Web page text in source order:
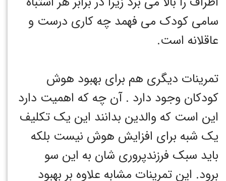
سامی کودک می فهمد چه کاری درست و
عاقلانه است.
تمرینات دیگری هم برای بهبود هوش
کودکان وجود دارد . آن چه که اهمیت دارد
این است که والدین بدانند این یک تکلیف
یک شبه برای افزایش هوش نیست بلکه
باید سبک فرزندپروری شان به این سو
برود. این تمرینات مشابه علاوه بر بهبود